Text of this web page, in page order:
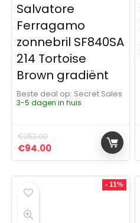
Salvatore
Ferragamo
zonnebril SF840SA
214 Tortoise
Brown gradiënt
Beste deal op:
Secret Sales
3-5 dagen in huis
€252.00
Oorspronkelijke prijs was:
€94.00Huidige prijs is:
- 11%